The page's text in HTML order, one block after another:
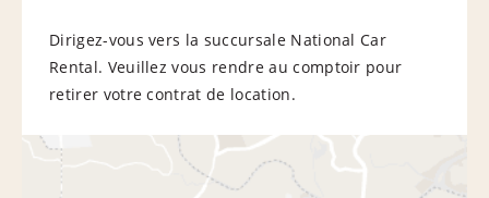
Dirigez-vous vers la succursale National Car
Rental. Veuillez vous rendre au comptoir pour
retirer votre contrat de location.